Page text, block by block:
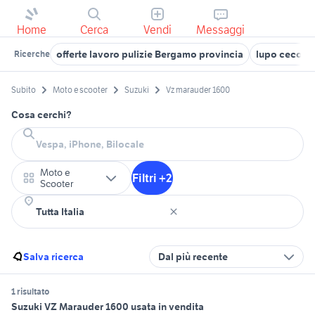
Home Cerca Vendi Messaggi
Ricerche offerte lavoro pulizie Bergamo provincia lupo
Subito Moto e scooter Suzuki Vz marauder 1600
Cosa cerchi?
Moto e
Scooter
Filtri +2
Salva ricerca Dal più recente
1 risultato
Suzuki VZ Marauder 1600 usata in vendita